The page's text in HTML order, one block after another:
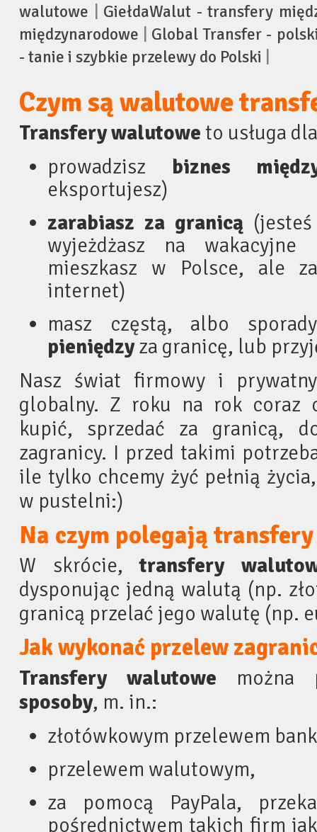
walutowe
GiełdaWalut - transfery
międzynarodowe
Global Transfer -
- tanie i szybkie przelewy do Polski
Czym są walutowe
Transfery walutowe to usługa
prowadzisz biznes
eksportujesz)
zarabiasz za granicą
wyjeżdżasz na
mieszkasz w Polsce, ale
internet)
masz częstą, albo
pieniędzyza granicę, lub
Nasz świat firmowy i
globalny. Z roku na rok coraz
kupić, sprzedać za granicą,
zagranicy. I przed takimi
ile tylko chcemy żyć pełnią
w pustelni:)
Na czym polegają
W skrócie,transfery
dysponując jedną walutą (np.
granicą przelać jego walutę (np.
Jak wykonać przelew
Transfery walutowe można
sposoby, m. in.:
złotówkowym przelewem
przelewem walutowym,
za pomocą PayPala,
pośrednictwem takich firm